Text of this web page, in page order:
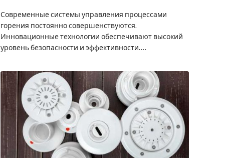
Современные системы управления процессами
горения постоянно совершенствуются.
Инновационные технологии обеспечивают высокий
уровень безопасности и эффективности.…